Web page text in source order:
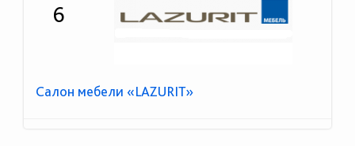
6
Салон мебели «LAZURIT»